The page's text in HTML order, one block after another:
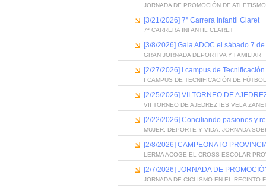
JORNADA DE PROMOCIÓN DE
[3/21/2026] 7ª Carrera Infantil Claret
7ª CARRERA INFANTIL CLARET
[3/8/2026] Gala ADOC el sábado 7
GRAN JORNADA DEPORTIVA Y FAMILIAR
[2/27/2026] I campus de
I CAMPUS DE TECNIFICACIÓN DE
[2/25/2026] VII TORNEO DE
VII TORNEO DE AJEDREZ IES VELA
[2/22/2026] Conciliando pasiones y
MUJER, DEPORTE Y VIDA: JORNADA
[2/8/2026] CAMPEONATO
LERMA ACOGE EL CROSS ESCOLAR
[2/7/2026] JORNADA DE
JORNADA DE CICLISMO EN EL RECINTO